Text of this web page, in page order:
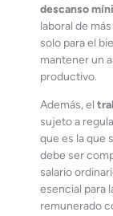
descanso
laboral de
solo para el
mantener un
productivo.
Además, el
sujeto a
que es la que
debe ser
salario
esencial para
remunerado